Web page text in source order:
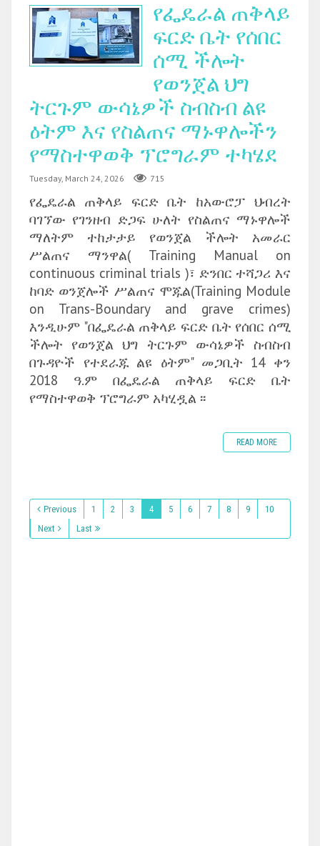
የፌዴራል ጠቅላይ
ፍርድ ቤት የሰበር
ሰሚ ችሎት
የወንጀል ህግ
ትርጉም ውሳኔዎች ስብስብ ልዩ
ዕትም እና የስልጠና ማኑዋሎችን
የማስተዋወቅ ፕሮግራም ተካሄደ
Tuesday, March 24, 2026 715
የፌዴራል ጠቅላይ ፍርድ ቤት ከአውሮፓ ህብረት
ባገኘው የገንዘብ ድጋፍ ሁለት የስልጠና ማኑዋሎች
ማለትም ተከታታይ የወንጀል ችሎት አመራር
ሥልጠና ማንዋል( Training Manual on
continuous criminal trials )፣ ድንበር ተሻጋሪ እና
ከባድ ወንጀሎች ሥልጠና ሞጁል(Training Module
on Trans-Boundary and grave crimes)
እንዲሁም "በፌዴራል ጠቅላይ ፍርድ ቤት የሰበር ሰሚ
ችሎት የወንጀል ህግ ትርጉም ውሳኔዎች ስብስብ
በጉዳዮች የተደራጁ ልዩ ዕትም" መጋቢት 14 ቀን
2018 ዓ.ም በፌዴራል ጠቅላይ ፍርድ ቤት
የማስተዋወቅ ፕሮግራም አካሂዷል ፡፡
READ MORE
Previous 1 2 3 4 5 6 7 8 9
10
Next
Last